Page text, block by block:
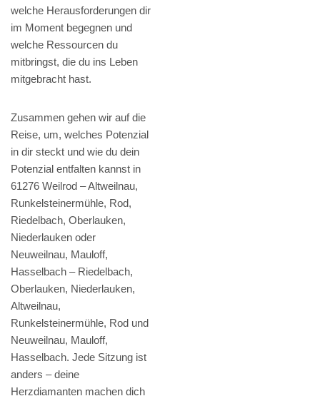
welche Herausforderungen dir
im Moment begegnen und
welche Ressourcen du
mitbringst, die du ins Leben
mitgebracht hast.
Zusammen gehen wir auf die
Reise, um, welches Potenzial
in dir steckt und wie du dein
Potenzial entfalten kannst in
61276 Weilrod – Altweilnau,
Runkelsteinermühle, Rod,
Riedelbach, Oberlauken,
Niederlauken oder
Neuweilnau, Mauloff,
Hasselbach – Riedelbach,
Oberlauken, Niederlauken,
Altweilnau,
Runkelsteinermühle, Rod und
Neuweilnau, Mauloff,
Hasselbach. Jede Sitzung ist
anders – deine
Herzdiamanten machen dich